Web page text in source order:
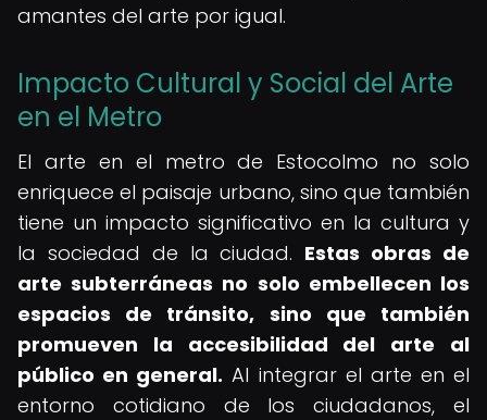
amantes del arte por igual.
Impacto Cultural y Social del Arte
en el Metro
El arte en el metro de Estocolmo no solo
enriquece el paisaje urbano, sino que también
tiene un impacto significativo en la cultura y
la sociedad de la ciudad. Estas obras de
arte subterráneas no solo embellecen los
espacios de tránsito, sino que también
promueven la accesibilidad del arte al
público en general. Al integrar el arte en el
entorno cotidiano de los ciudadanos, el